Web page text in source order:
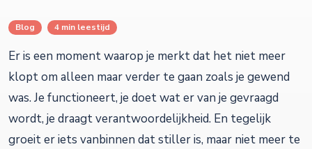
Blog 4 min leestijd
Er is een moment waarop je merkt dat het niet meer
klopt om alleen maar verder te gaan zoals je gewend
was. Je functioneert, je doet wat er van je gevraagd
wordt, je draagt verantwoordelijkheid. En tegelijk
groeit er iets vanbinnen dat stiller is, maar niet meer te